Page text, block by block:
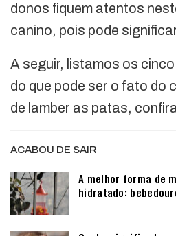
donos fiquem atentos
canino, pois pode
A seguir, listamos os
do que pode ser o fato do
de lamber as patas,
ACABOU DE SAIR
A melhor forma de
hidratado: